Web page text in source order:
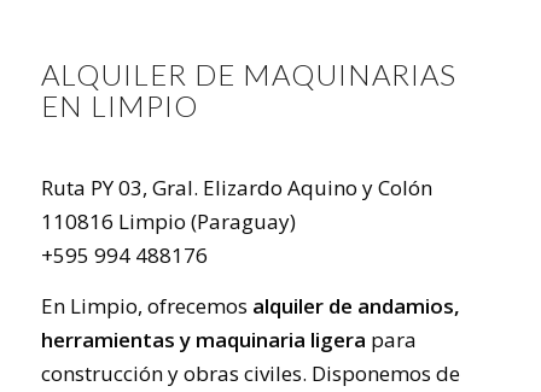
ALQUILER DE MAQUINARIAS
EN LIMPIO
Ruta PY 03, Gral. Elizardo Aquino y Colón
110816 Limpio (Paraguay)
+595 994 488176
En Limpio, ofrecemos alquiler de andamios,
herramientas y maquinaria ligera para
construcción y obras civiles. Disponemos de